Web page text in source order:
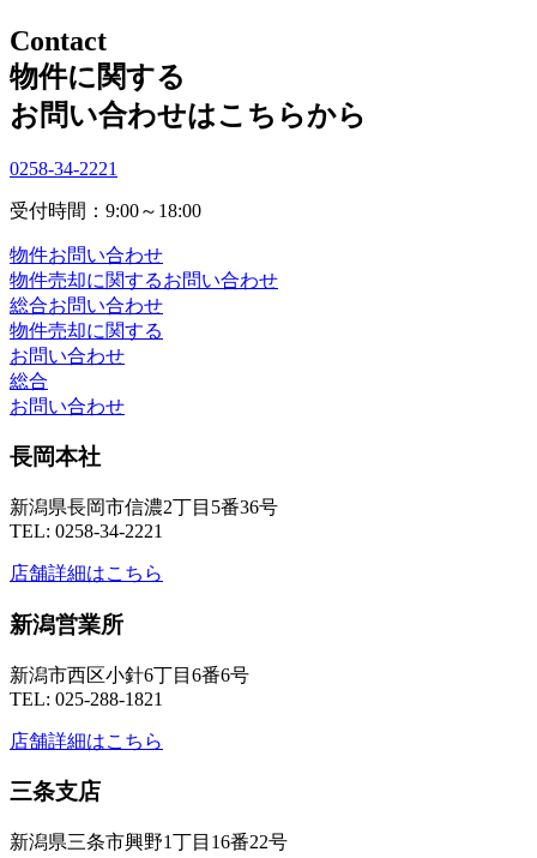
Contact
物件に関する
お問い合わせはこちらから
0258-34-2221
受付時間：9:00～18:00
物件お問い合わせ
物件売却に関するお問い合わせ
総合お問い合わせ
物件売却に関する
お問い合わせ
総合
お問い合わせ
長岡本社
新潟県長岡市信濃2丁目5番36号
TEL: 0258-34-2221
店舗詳細はこちら
新潟営業所
新潟市西区小針6丁目6番6号
TEL: 025-288-1821
店舗詳細はこちら
三条支店
新潟県三条市興野1丁目16番22号